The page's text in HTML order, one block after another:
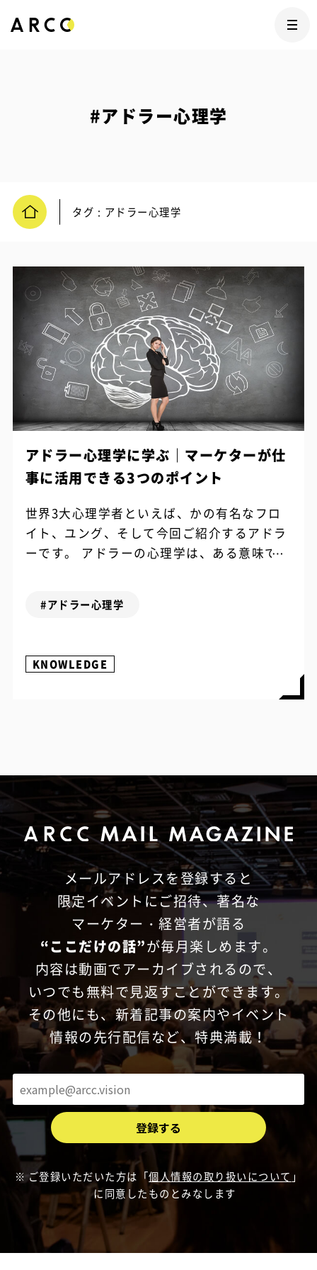
#アドラー心理学
タグ : アドラー心理学
アドラー心理学に学ぶ｜マーケターが仕
事に活用できる3つのポイント
世界3大心理学者といえば、かの有名なフロ
イト、ユング、そして今回ご紹介するアドラ
ーです。 アドラーの心理学は、ある意味では
#アドラー心理学
KNOWLEDGE
メールアドレスを登録すると
限定イベントにご招待、著名な
マーケター・経営者が語る
“ここだけの話”が毎月楽しめます。
内容は動画でアーカイブされるので、
いつでも無料で見返すことができます。
その他にも、新着記事の案内やイベント
情報の先行配信など、特典満載！
ご登録いただいた方は「個人情報の取り扱いについて 」
に同意したものとみなします